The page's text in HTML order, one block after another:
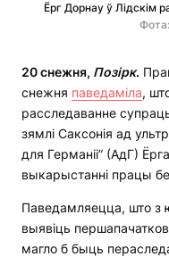
Ёрг Дорнау ў Лідскім
Фота:
20 снежня, Позірк.
снежня паведаміла,
расследаванне
зямлі Саксонія ад
для Германіі” (АдГ)
выкарыстанні працы
Паведамляецца, што
выявіць
магло б быць